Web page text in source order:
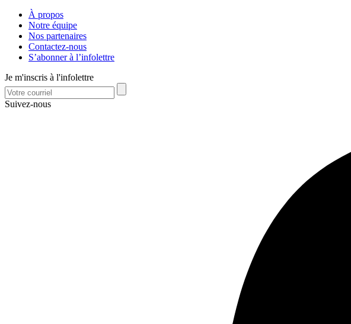
À propos
Notre équipe
Nos partenaires
Contactez-nous
S’abonner à l’infolettre
Je m'inscris à l'infolettre
Suivez-nous